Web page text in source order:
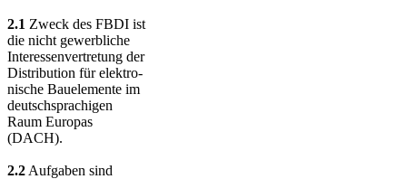
2.1 Zweck des FBDI ist
die nicht gewerbliche
Interessenvertretung der
Distribution für elek­tro­
nische Bauelemente im
deutsch­spra­chi­gen
Raum Europas
(DACH).
2.2 Aufgaben sind